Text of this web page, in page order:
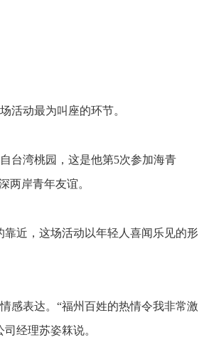
活动最为叫座的环节。
台湾桃园，这是他第5次参加海青
两岸青年友谊。
近，这场活动以年轻人喜闻乐见的形
感表达。“福州百姓的热情令我非常激
经理苏姿箖说。